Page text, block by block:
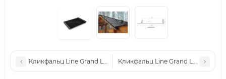
Кликфальц Line Grand Line 0,5 Satin с пленкой на замках RAL
Кликфальц Line Grand Line 0,5